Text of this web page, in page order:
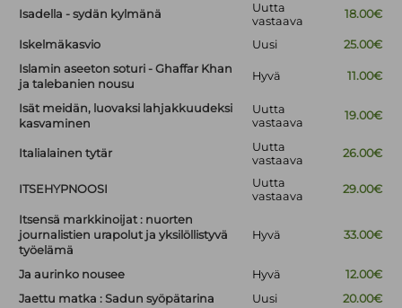
Isadella - sydän kylmänä
Uutta
vastaava
18.00€
Iskelmäkasvio Uusi
25.00€
Islamin aseeton soturi - Ghaffar Khan
ja talebanien nousu
Hyvä 11.00€
Isät meidän, luovaksi lahjakkuudeksi
kasvaminen
Uutta
vastaava
19.00€
Italialainen tytär
Uutta
vastaava
26.00€
ITSEHYPNOOSI
Uutta
vastaava
29.00€
Itsensä markkinoijat : nuorten
journalistien urapolut ja yksilöllistyvä
työelämä
Hyvä 33.00€
Ja aurinko nousee Hyvä
12.00€
Jaettu matka : Sadun syöpätarina
Uusi 20.00€